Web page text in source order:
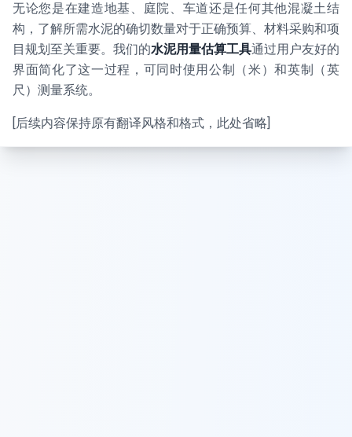
无论您是在建造地基、庭院、车道还是任何其他混凝土结
构，了解所需水泥的确切数量对于正确预算、材料采购和项
目规划至关重要。我们的水泥用量估算工具通过用户友好的
界面简化了这一过程，可同时使用公制（米）和英制（英
尺）测量系统。
[后续内容保持原有翻译风格和格式，此处省略]